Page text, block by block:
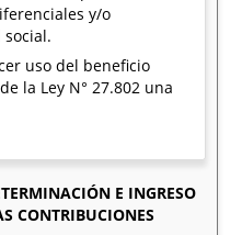
y/o
uso del beneficio
la Ley N° 27.802 una
E INGRESO
CONTRIBUCIONES